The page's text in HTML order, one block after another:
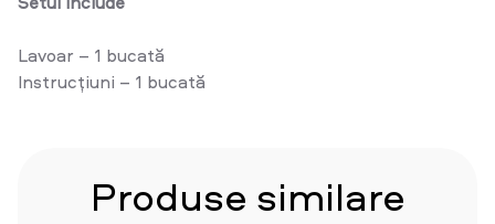
Lavoar – 1 bucată
Instrucțiuni – 1 bucată
Produse similare